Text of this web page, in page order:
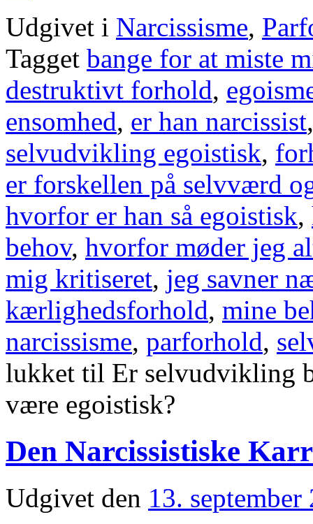
Udgivet i Narcissisme,
Tagget bange for at miste
destruktivt forhold,
ensomhed, er han narcissist
selvudvikling egoistisk,
er forskellen på selvværd
hvorfor er han så egoistisk,
behov, hvorfor møder jeg
mig kritiseret, jeg savner
kærlighedsforhold, mine
narcissisme, parforhold,
lukket til Er selvudvikling
være egoistisk?
Den Narcissistiske
Udgivet den 13. september